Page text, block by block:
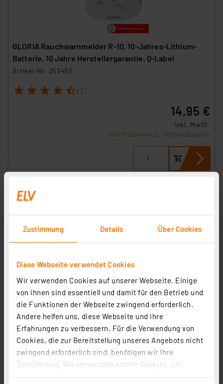
Zustimmung Details Über Cookies
Diese Webseite verwendet Cookies
Wir verwenden Cookies auf unserer Webseite. Einige
von ihnen sind essentiell und damit für den Betrieb und
die Funktionen der Webseite zwingend erforderlich.
Andere helfen uns, diese Webseite und ihre
Erfahrungen zu verbessern. Für die Verwendung von
Cookies, die zur Bereitstellung unseres Angebots nicht
zwingend erforderlich sind, benötigen wir Ihre
Zustimmung. Wir verwenden solche Cookies, um
GLORIA Rauchwarnmelder R-10, 10-Jahres-Lithium-
Batterie, 10 Jahre Herstellergarantie, Q-Label
Artikel-Nr. 253450
1 2 3 4 5 (3)
14,95 €
inkl. MwSt.
Informationen zu Versandkosten
Ei Electronics Rauchmelder Ei650, Stand-alone-Gerät,
10-Jahres-Batterie
Artikel-Nr. 107563
2 3 4 5 (212)
21,70 €
Informationen zu Versandkosten